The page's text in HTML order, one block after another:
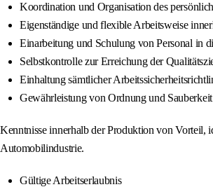
Koordination und Organisation des
Eigenständige und flexible Arbeitsweise
Einarbeitung und Schulung von Personal in
Selbstkontrolle zur Erreichung der
Einhaltung sämtlicher
Gewährleistung von Ordnung und
Kenntnisse innerhalb der Produktion von Vorteil,
Automobilindustrie.
Gültige Arbeitserlaubnis